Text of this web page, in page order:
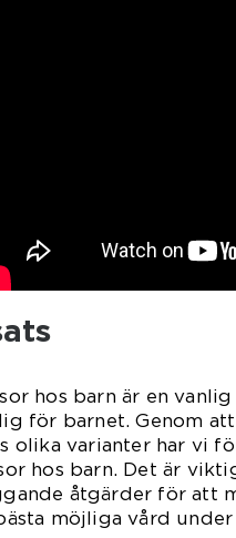
hos barn är en
för barnet. Genom
olika varianter har vi
hos barn. Det är
åtgärder för att
möjliga vård